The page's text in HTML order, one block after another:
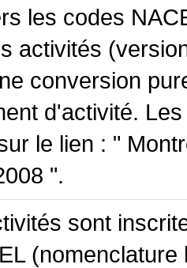
les codes
activités
conversion
d'activité.
le lien : "
".
sont